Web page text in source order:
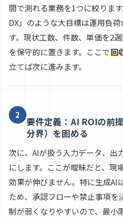
間で測れる業務を1つに絞りま
DX」のような大目標は運用負
す。現状工数、件数、単価を2
を保守的に置きます。ここで回
立てば次に進みます。
2
要件定義：AI ROIの前
分界）を固める
次に、AIが扱う入力データ、出
にします。ここが曖昧だと、現
効果が伸びません。特に生成AI
ため、承認フローや禁止事項を
制が弱くなりやすいので、最小